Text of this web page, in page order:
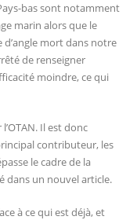
bas sont notamment
marin alors que le
mort dans notre
de renseigner
moindre, ce qui
Il est donc
contributeur, les
le cadre de la
dans un nouvel article.
à ce qui est déjà, et